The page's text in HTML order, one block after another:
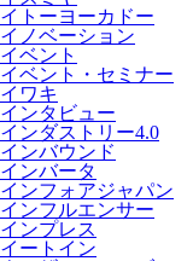
イトーヨーカドー
イノベーション
イベント
イベント・セミナー
イワキ
インタビュー
インダストリー4.0
インバウンド
インバータ
インフォアジャパン
インフルエンサー
インプレス
イートイン